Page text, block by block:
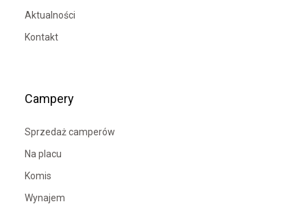
Aktualności
Kontakt
Campery
Sprzedaż camperów
Na placu
Komis
Wynajem